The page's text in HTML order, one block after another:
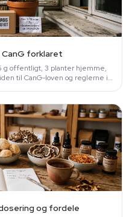
CanG forklaret
g offentligt, 3 planter hjemme,
til CanG-loven og reglerne i…
og fordele